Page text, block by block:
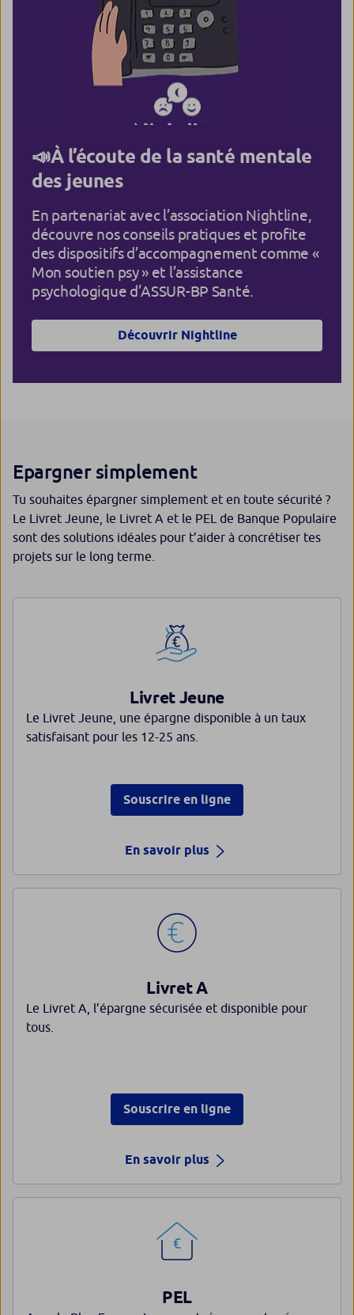
📣À l’écoute de la santé mentale
des jeunes
En partenariat avec l’association Nightline,
découvre nos conseils pratiques et profite
des dispositifs d’accompagnement comme «
Mon soutien psy » et l’assistance
psychologique d’ASSUR-BP Santé.
Découvrir Nightline
Epargner simplement
Tu souhaites épargner simplement et en toute sécurité ?
Le Livret Jeune, le Livret A et le PEL de Banque Populaire
sont des solutions idéales pour t’aider à concrétiser tes
projets sur le long terme.
Livret Jeune
Le Livret Jeune, une épargne disponible à un taux
satisfaisant pour les 12-25 ans.
Souscrire en ligne
En savoir plus
Livret A
Le Livret A, l’épargne sécurisée et disponible pour
tous.
Souscrire en ligne
En savoir plus
PEL